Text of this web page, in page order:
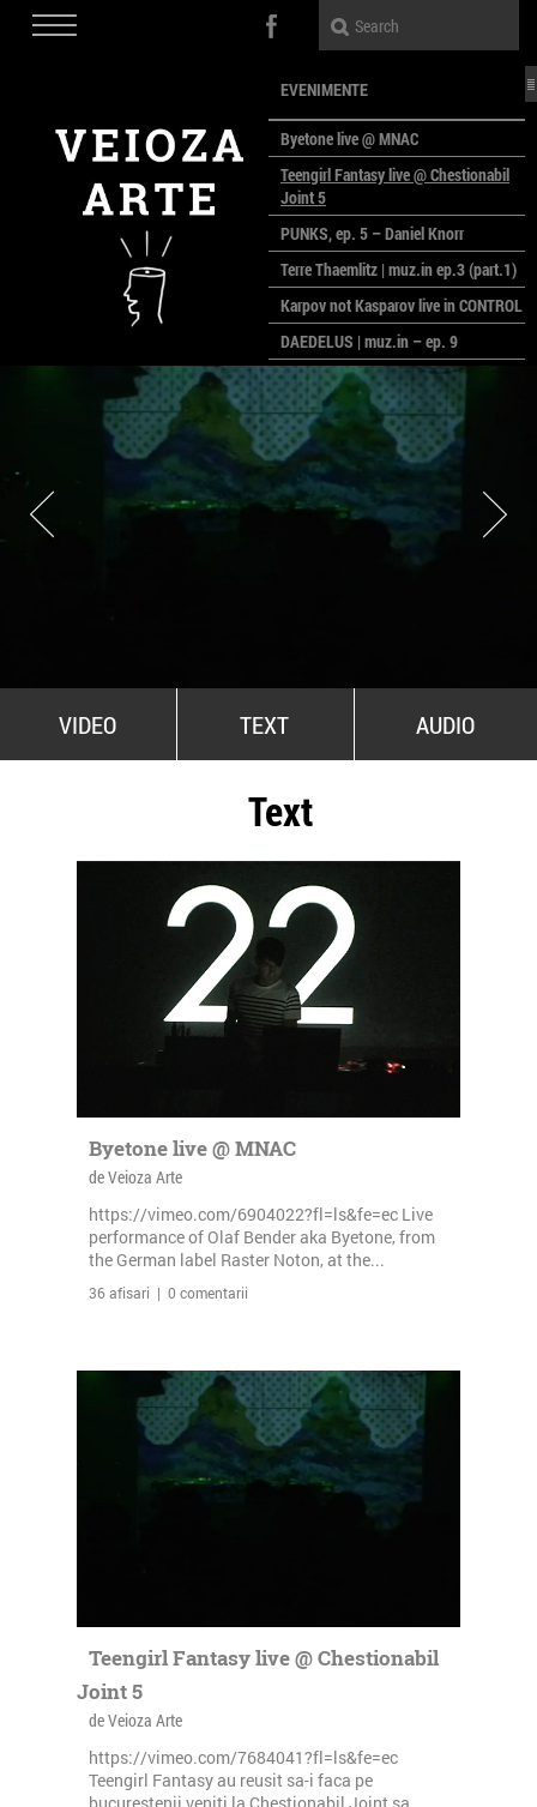
EVENIMENTE
Byetone live @ MNAC
Teengirl Fantasy live @ Chestionabil
Joint 5
PUNKS, ep. 5 – Daniel Knorr
Terre Thaemlitz | muz.in ep.3 (part.1)
Karpov not Kasparov live in CONTROL
DAEDELUS | muz.in – ep. 9
LALELE, LALELE – prima premieră a
anului la MACAZ
CinePOLSKA – filme poloneze la
București
PEOPLE OF ROMANIA se lansează la
galeria Simeza
All Stars For Outernational
VIDEO TEXT AUDIO
Text
Byetone live @ MNAC
de Veioza Arte
https://vimeo.com/6904022?fl=ls&fe=ec Live
performance of Olaf Bender aka Byetone, from
the German label Raster Noton, at the...
36 afisari | 0 comentarii
Teengirl Fantasy live @ Chestionabil
Joint 5
de Veioza Arte
https://vimeo.com/7684041?fl=ls&fe=ec
Teengirl Fantasy au reusit sa-i faca pe